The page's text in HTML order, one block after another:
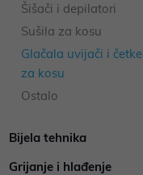
Šišači i depilatori
Sušila za kosu
Glačala uvijači i četke
za kosu
Ostalo
Bijela tehnika
Grijanje i hlađenje